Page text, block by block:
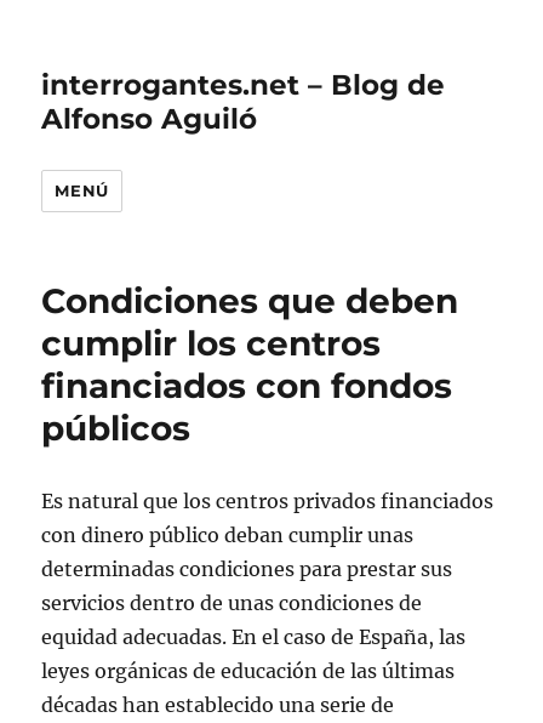
interrogantes.net – Blog de
Alfonso Aguiló
MENÚ
Condiciones que deben
cumplir los centros
financiados con fondos
públicos
Es natural que los centros privados financiados
con dinero público deban cumplir unas
determinadas condiciones para prestar sus
servicios dentro de unas condiciones de
equidad adecuadas. En el caso de España, las
leyes orgánicas de educación de las últimas
décadas han establecido una serie de